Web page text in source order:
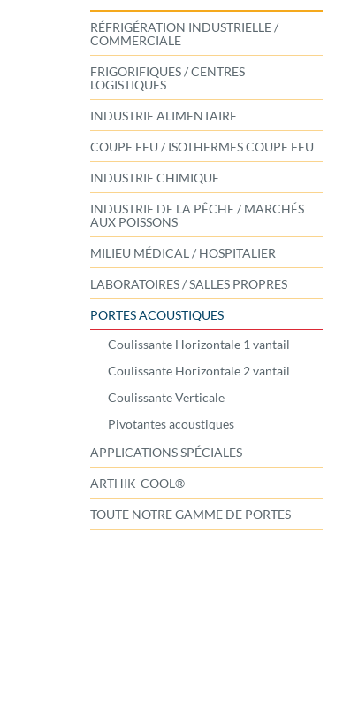
RÉFRIGÉRATION INDUSTRIELLE /
COMMERCIALE
FRIGORIFIQUES / CENTRES
LOGISTIQUES
INDUSTRIE ALIMENTAIRE
COUPE FEU / ISOTHERMES COUPE FEU
INDUSTRIE CHIMIQUE
INDUSTRIE DE LA PÊCHE / MARCHÉS
AUX POISSONS
MILIEU MÉDICAL / HOSPITALIER
LABORATOIRES / SALLES PROPRES
PORTES ACOUSTIQUES
Coulissante Horizontale 1 vantail
Coulissante Horizontale 2 vantail
Coulissante Verticale
Pivotantes acoustiques
APPLICATIONS SPÉCIALES
ARTHIK-COOL®
TOUTE NOTRE GAMME DE PORTES